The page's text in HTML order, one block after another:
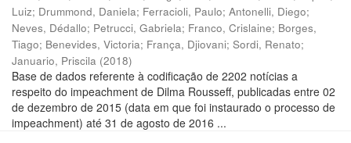
Luiz; Drummond, Daniela; Ferracioli, Paulo; Antonelli, Diego;
Neves, Dédallo; Petrucci, Gabriela; Franco, Crislaine; Borges,
Tiago; Benevides, Victoria; França, Djiovani; Sordi, Renato;
Januario, Priscila (2018)
Base de dados referente à codificação de 2202 notícias a
respeito do impeachment de Dilma Rousseff, publicadas entre 02
de dezembro de 2015 (data em que foi instaurado o processo de
impeachment) até 31 de agosto de 2016 ...